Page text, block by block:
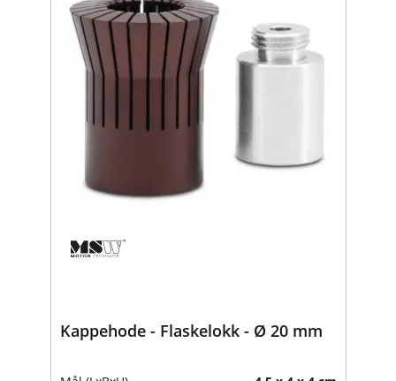
Kappehode - Flaskelokk - Ø 20 mm